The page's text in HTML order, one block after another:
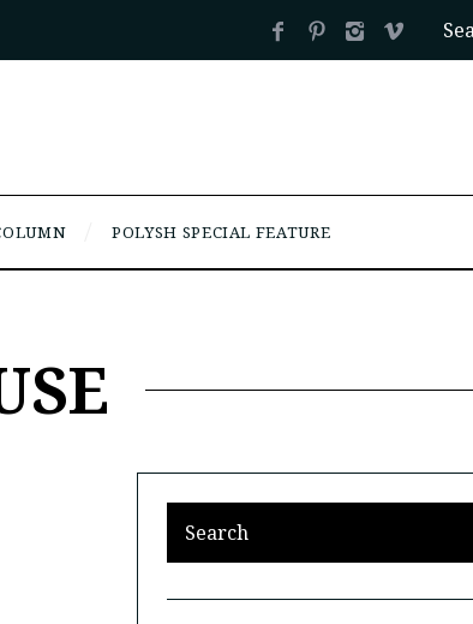
POLYSH SPECIAL FEATURE